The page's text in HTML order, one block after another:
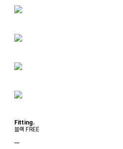
Fitting.
블랙 FREE
ㅡ